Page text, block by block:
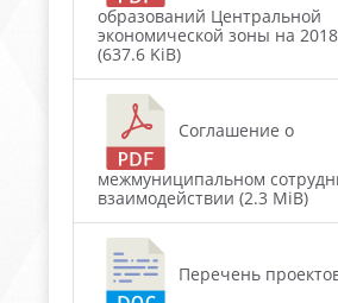
образований Центральной
экономической зоны на
(637.6 KiB)
Соглашение о
межмуниципальном
взаимодействии (2.3 MiB)
Перечень